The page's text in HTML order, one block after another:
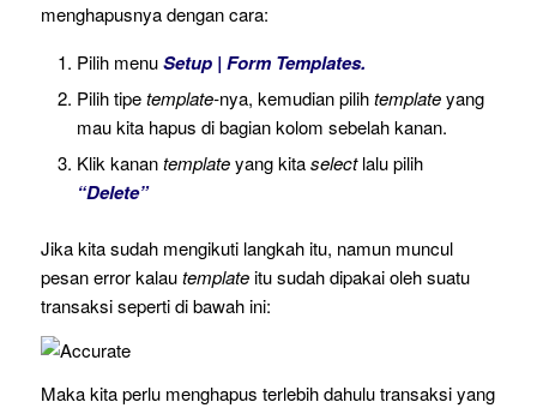
menghapusnya dengan cara:
Pilih menuSetup | Form Templates.
Pilih tipetemplate-nya, kemudian pilihtemplateyang
mau kita hapus di bagian kolom sebelah kanan.
Klik kanantemplateyang kitaselectlalu pilih
“Delete”
Jika kita sudah mengikuti langkah itu, namun muncul
pesan error kalautemplateitu sudah dipakai oleh suatu
transaksi seperti di bawah ini:
Maka kita perlu menghapus terlebih dahulu transaksi yang